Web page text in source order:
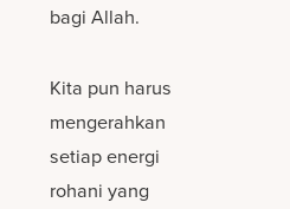
bagi Allah.
Kita pun harus
mengerahkan
setiap energi
rohani yang